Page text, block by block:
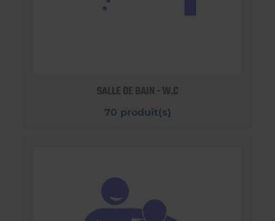
SALLE DE BAIN - W.C
70 produit(s)